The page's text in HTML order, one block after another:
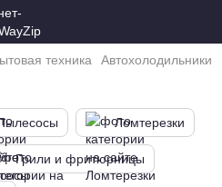
техника Автохолодильники
Ломтерезки
Грили и фритюрницы